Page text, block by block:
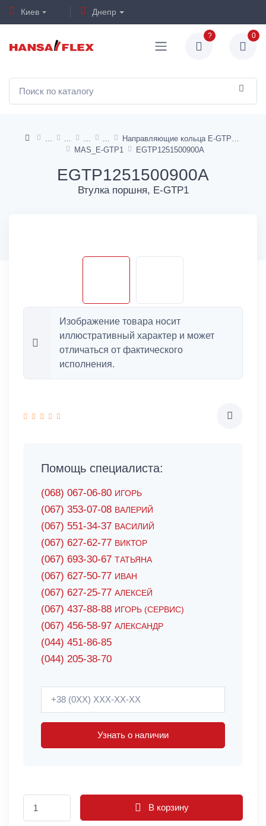
Киев Днепр
? 0
MAS_E-GTP1
EGTP1251500900A
EGTP1251500900A
Втулка поршня, E-GTP1
Изображение товара носит
иллюстративный характер и может
отличаться от фактического
исполнения.
Помощь специалиста:
(068) 067-06-80 ИГОРЬ
(067) 353-07-08 ВАЛЕРИЙ
(067) 551-34-37 ВАСИЛИЙ
(067) 627-62-77 ВИКТОР
(067) 693-30-67 ТАТЬЯНА
(067) 627-50-77 ИВАН
(067) 627-25-77 АЛЕКСЕЙ
(067) 437-88-88 ИГОРЬ (СЕРВИС)
(067) 456-58-97 АЛЕКСАНДР
(044) 451-86-85
(044) 205-38-70
Узнать о наличии
В корзину